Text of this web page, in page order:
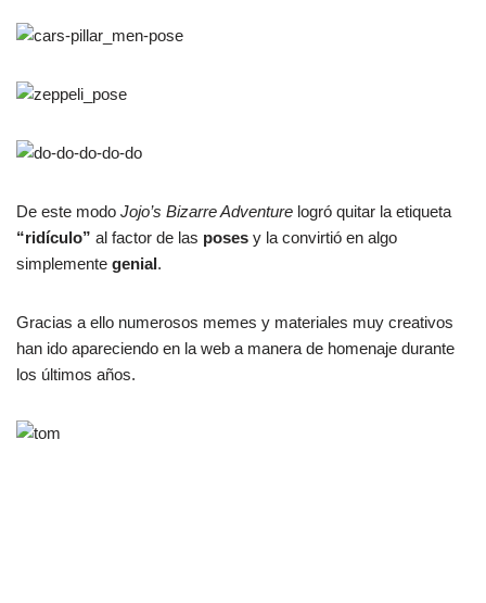
De este modo Jojo’s Bizarre Adventure logró quitar la etiqueta
“ridículo” al factor de las poses y la convirtió en algo
simplemente genial.
Gracias a ello numerosos memes y materiales muy creativos
han ido apareciendo en la web a manera de homenaje durante
los últimos años.